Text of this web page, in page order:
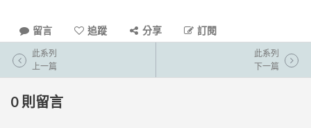
留言 追蹤 分享 訂閱
此系列
上一篇
此系列
下一篇
0 則留言